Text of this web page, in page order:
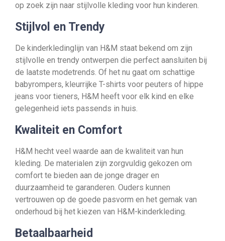
op zoek zijn naar stijlvolle kleding voor hun kinderen.
Stijlvol en Trendy
De kinderkledinglijn van H&M staat bekend om zijn
stijlvolle en trendy ontwerpen die perfect aansluiten bij
de laatste modetrends. Of het nu gaat om schattige
babyrompers, kleurrijke T-shirts voor peuters of hippe
jeans voor tieners, H&M heeft voor elk kind en elke
gelegenheid iets passends in huis.
Kwaliteit en Comfort
H&M hecht veel waarde aan de kwaliteit van hun
kleding. De materialen zijn zorgvuldig gekozen om
comfort te bieden aan de jonge drager en
duurzaamheid te garanderen. Ouders kunnen
vertrouwen op de goede pasvorm en het gemak van
onderhoud bij het kiezen van H&M-kinderkleding.
Betaalbaarheid